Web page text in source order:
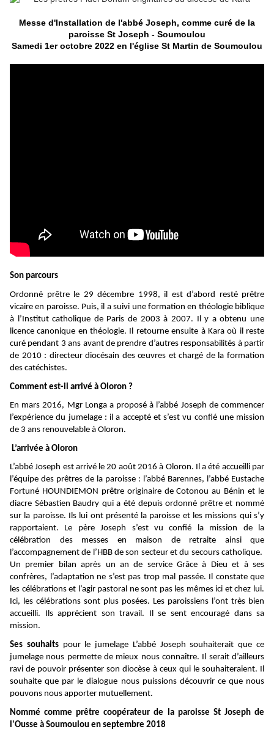
Messe d'Installation de l'abbé Joseph, comme curé de la
paroisse St Joseph - Soumoulou
Samedi 1er octobre 2022 en l'église St Martin de Soumoulou
Son parcours
Ordonné prêtre le 29 décembre 1998, il est d’abord resté prêtre
vicaire en paroisse. Puis, il a suivi une formation en théologie biblique
à l’Institut catholique de Paris de 2003 à 2007. Il y a obtenu une
licence canonique en théologie. Il retourne ensuite à Kara où il reste
curé pendant 3 ans avant de prendre d’autres responsabilités à partir
de 2010 : directeur diocésain des œuvres et chargé de la formation
des catéchistes.
Comment est-il arrivé à Oloron ?
En mars 2016, Mgr Longa a proposé à l’abbé Joseph de commencer
l’expérience du jumelage : il a accepté et s’est vu confié une mission
de 3 ans renouvelable à Oloron.
L’arrivée à Oloron
L’abbé Joseph est arrivé le 20 août 2016 à Oloron. Il a été accueilli par
l’équipe des prêtres de la paroisse : l’abbé Barennes, l’abbé Eustache
Fortuné HOUNDIEMON prêtre originaire de Cotonou au Bénin et le
diacre Sébastien Baudry qui a été depuis ordonné prêtre et nommé
sur la paroisse. Ils lui ont présenté la paroisse et les missions qui s’y
rapportaient. Le père Joseph s’est vu confié la mission de la
célébration des messes en maison de retraite ainsi que
l’accompagnement de l’HBB de son secteur et du secours catholique.
Un premier bilan après un an de service Grâce à Dieu et à ses
confrères, l’adaptation ne s’est pas trop mal passée. Il constate que
les célébrations et l’agir pastoral ne sont pas les mêmes ici et chez lui.
Ici, les célébrations sont plus posées. Les paroissiens l’ont très bien
accueilli. Ils apprécient son travail. Il se sent encouragé dans sa
mission.
Ses souhaitspour le jumelage L’abbé Joseph souhaiterait que ce
jumelage nous permette de mieux nous connaître. Il serait d’ailleurs
ravi de pouvoir présenter son diocèse à ceux qui le souhaiteraient. Il
souhaite que par le dialogue nous puissions découvrir ce que nous
pouvons nous apporter mutuellement.
Nommé comme prêtre coopérateur de la paroisse St Joseph de
l'Ousse à Soumoulou en septembre 2018